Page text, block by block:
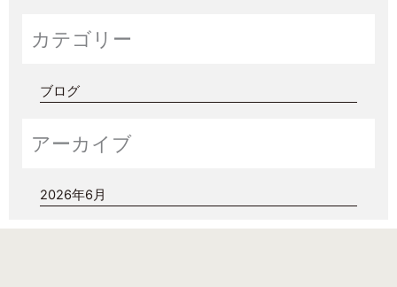
カテゴリー
ブログ
アーカイブ
2026年6月